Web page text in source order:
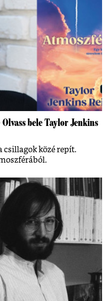
bele Taylor Jenkins
csillagok közé repít.